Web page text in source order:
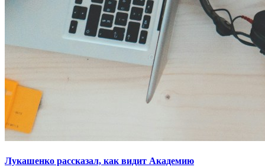
Лукашенко рассказал, как видит Академию